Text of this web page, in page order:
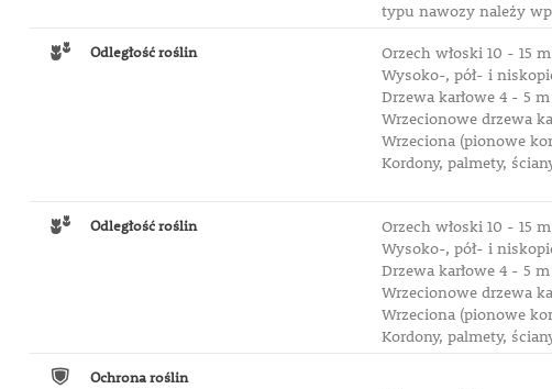
typu nawozy należy
Odległość roślin
Orzech włoski 10 - 15 m
Wysoko-, pół- i
Drzewa karłowe 4 - 5 m
Wrzecionowe drzewa
Wrzeciona (pionowe
Kordony, palmety,
Odległość roślin
Orzech włoski 10 - 15 m
Wysoko-, pół- i
Drzewa karłowe 4 - 5 m
Wrzecionowe drzewa
Wrzeciona (pionowe
Kordony, palmety,
Ochrona roślin